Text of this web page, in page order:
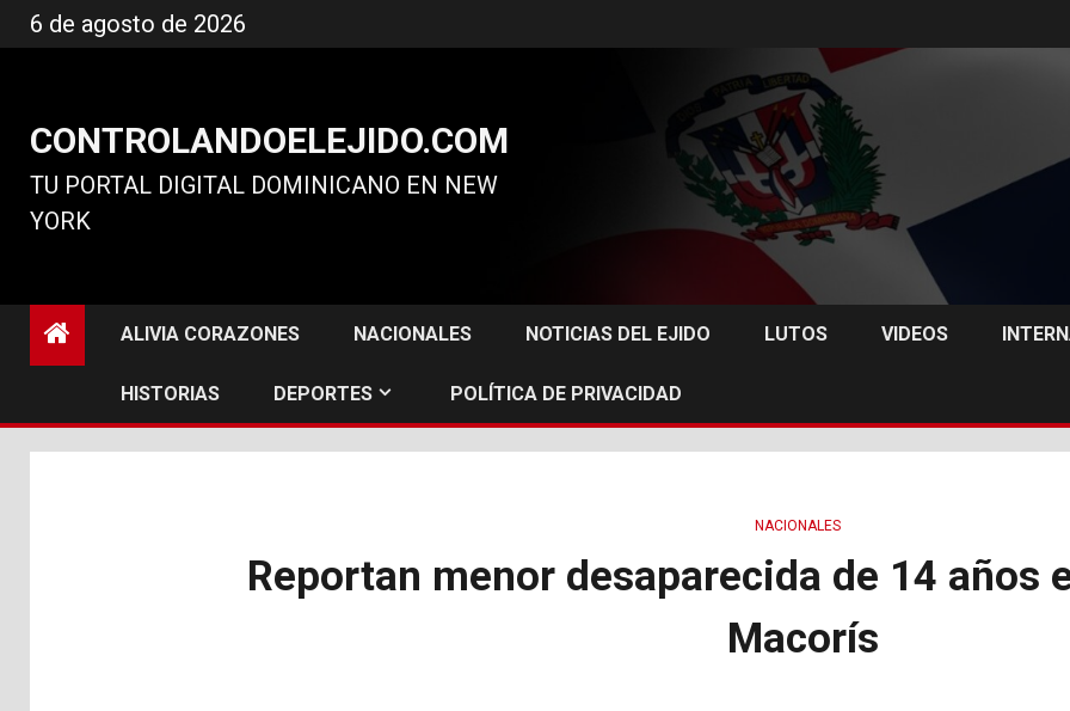
al
6 de agosto de 2026
CONTROLANDOELEJIDO.COM
TU PORTAL DIGITAL DOMINICANO EN NEW
YORK
ALIVIA CORAZONES NACIONALES NOTICIAS DEL EJIDO LUTOS VIDEOS
HISTORIAS DEPORTES POLÍTICA DE PRIVACIDAD
NACIONALES
Reportan menor desaparecida de 14 años
Macorís